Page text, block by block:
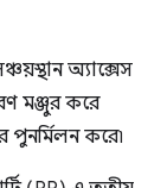
অ্যাক্সেস
মঞ্জুর করে
করে৷